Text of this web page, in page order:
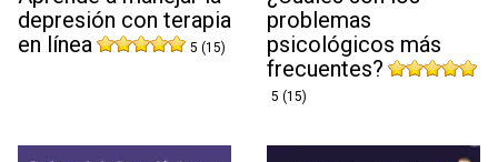
depresión con terapia
en línea
5 (15)
problemas
psicológicos más
frecuentes?
5 (15)